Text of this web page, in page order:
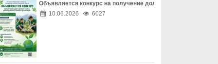
07.08 Не молчите о насилии
07.08 Каждый ребенок заслуживает счастливое детство
07.08 Безопасность начинается с семьи
Объявляется конкурс на получение долгосрочного гранта
10.06.2026
6027